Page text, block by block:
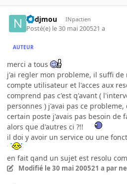
nedjmou INpactien
Posté(e) le 30 mai 200521 a
AUTEUR
merci a tous
j'ai regler mon probleme, il suffi
compte utilisateur et l'acces aux
comprend pas c'est q'avant (
personnes ) j'avai pas ce
certain poste j'avais pas besoin de
alors que d'autres ci ?!!
il doi y avoir un service ou une
en fait qand un sujet est resolu
Modifié le 30 mai 200521 a par